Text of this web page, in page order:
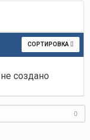
СОРТИРОВКА
создано
0